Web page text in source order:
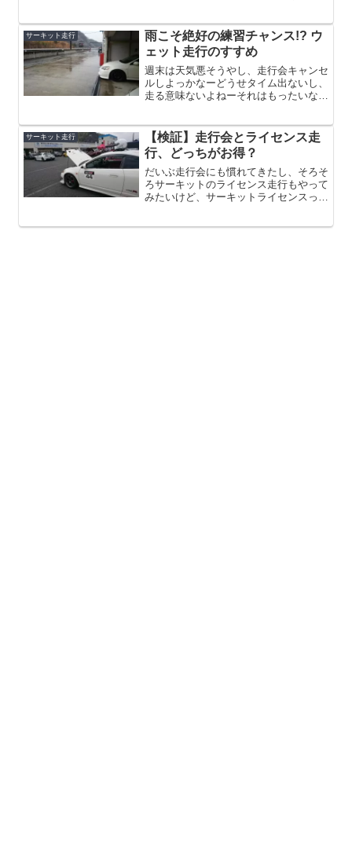
い改善が見込めるか見えてきますよね。
今回は、すでに走ったことの...
サーキット走行
雨こそ絶好の練習チャンス!? ウ
ェット走行のすすめ
週末は天気悪そうやし、走行会キャンセ
ルしよっかなーどうせタイム出ないし、
走る意味ないよねーそれはもったいな
気が雨だとテンション下がりがちですよ
ね。しかし、ドラテクを磨く...
サーキット走行
【検証】走行会とライセンス走
行、どっちがお得？
だいぶ走行会にも慣れてきたし、そろそ
ろサーキットのライセンス走行もやって
みたいけど、サーキットライセンスって